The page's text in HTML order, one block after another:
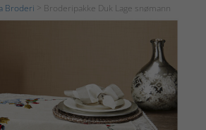
Broderi > Broderipakke Duk Lage snømann